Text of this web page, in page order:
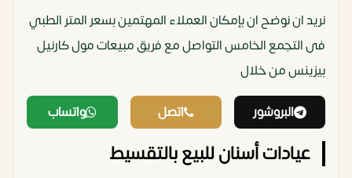
نريد ان نوضح ان بإمكان العملاء المهتمين بسعر المتر الطبي
فى التجمع الخامس التواصل مع فريق مبيعات مول كارنيل
بيزينس من خلال ‏
البروشور اتصل واتساب
عيادات أسنان للبيع بالتقسيط